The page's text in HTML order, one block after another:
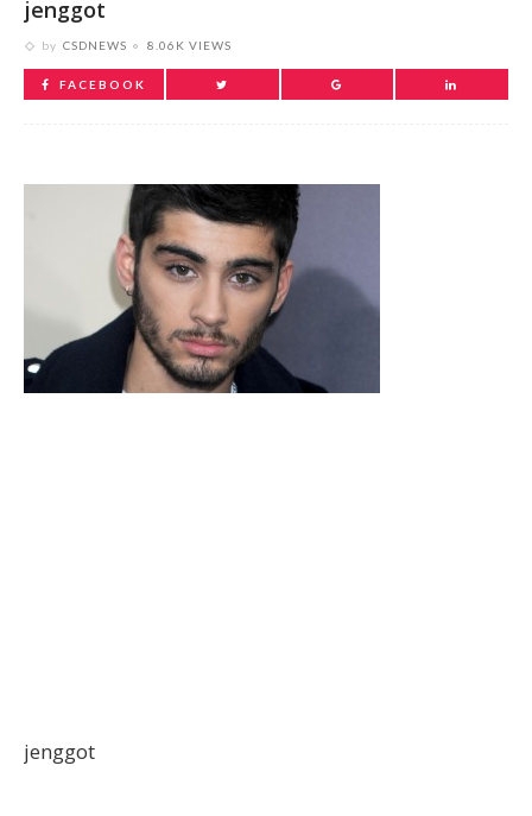
jenggot
by CSDNEWS 8.06K VIEWS
FACEBOOK
jenggot